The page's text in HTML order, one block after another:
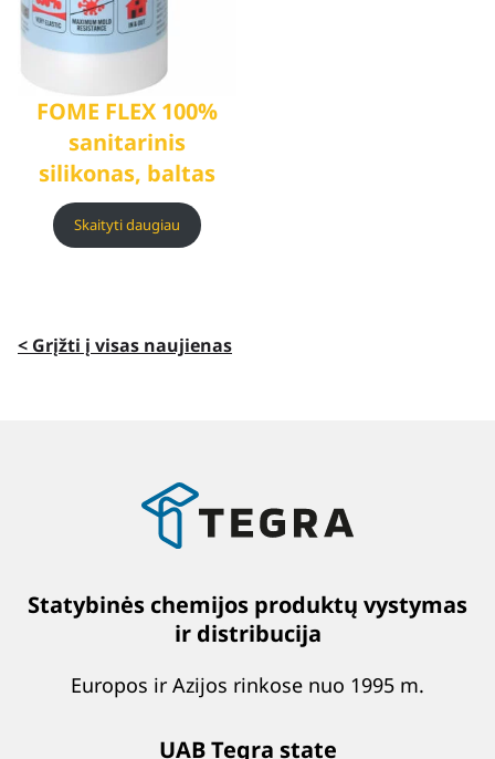
FOME FLEX 100%
sanitarinis
silikonas, baltas
Skaityti daugiau
< Grįžti į visas naujienas
Statybinės chemijos produktų vystymas
ir distribucija
Europos ir Azijos rinkose nuo 1995 m.
UAB Tegra state